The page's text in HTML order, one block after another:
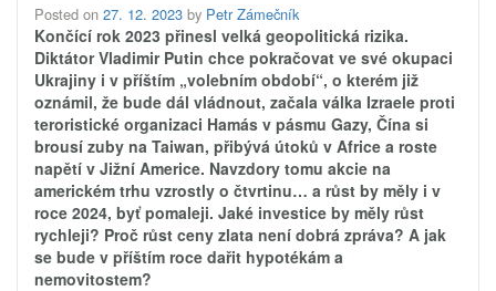
Posted on 27. 12. 2023 by Petr Zámečník
Končící rok 2023 přinesl velká geopolitická rizika.
Diktátor Vladimir Putin chce pokračovat ve své okupaci
Ukrajiny i v příštím „volebním období“, o kterém již
oznámil, že bude dál vládnout, začala válka Izraele proti
teroristické organizaci Hamás v pásmu Gazy, Čína si
brousí zuby na Taiwan, přibývá útoků v Africe a roste
napětí v Jižní Americe. Navzdory tomu akcie na
americkém trhu vzrostly o čtvrtinu… a růst by měly i v
roce 2024, byť pomaleji. Jaké investice by měly růst
rychleji? Proč růst ceny zlata není dobrá zpráva? A jak
se bude v příštím roce dařit hypotékám a
nemovitostem?